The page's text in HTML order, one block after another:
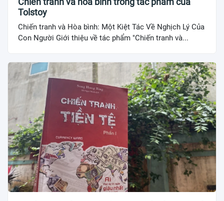
Tolstoy
Chiến tranh và Hòa bình: Một Kiệt Tác Về Nghịch Lý Của
Con Người Giới thiệu về tác phẩm "Chiến tranh và...